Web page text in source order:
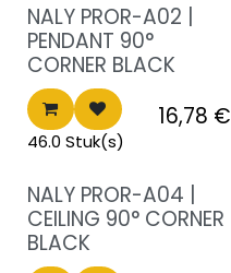
Nieuwe prijs
NALY PROR-A02 |
PENDANT 90°
CORNER BLACK
16,78 €
46.0 Stuk(s)
Nieuwe prijs
NALY PROR-A04 |
CEILING 90° CORNER
BLACK